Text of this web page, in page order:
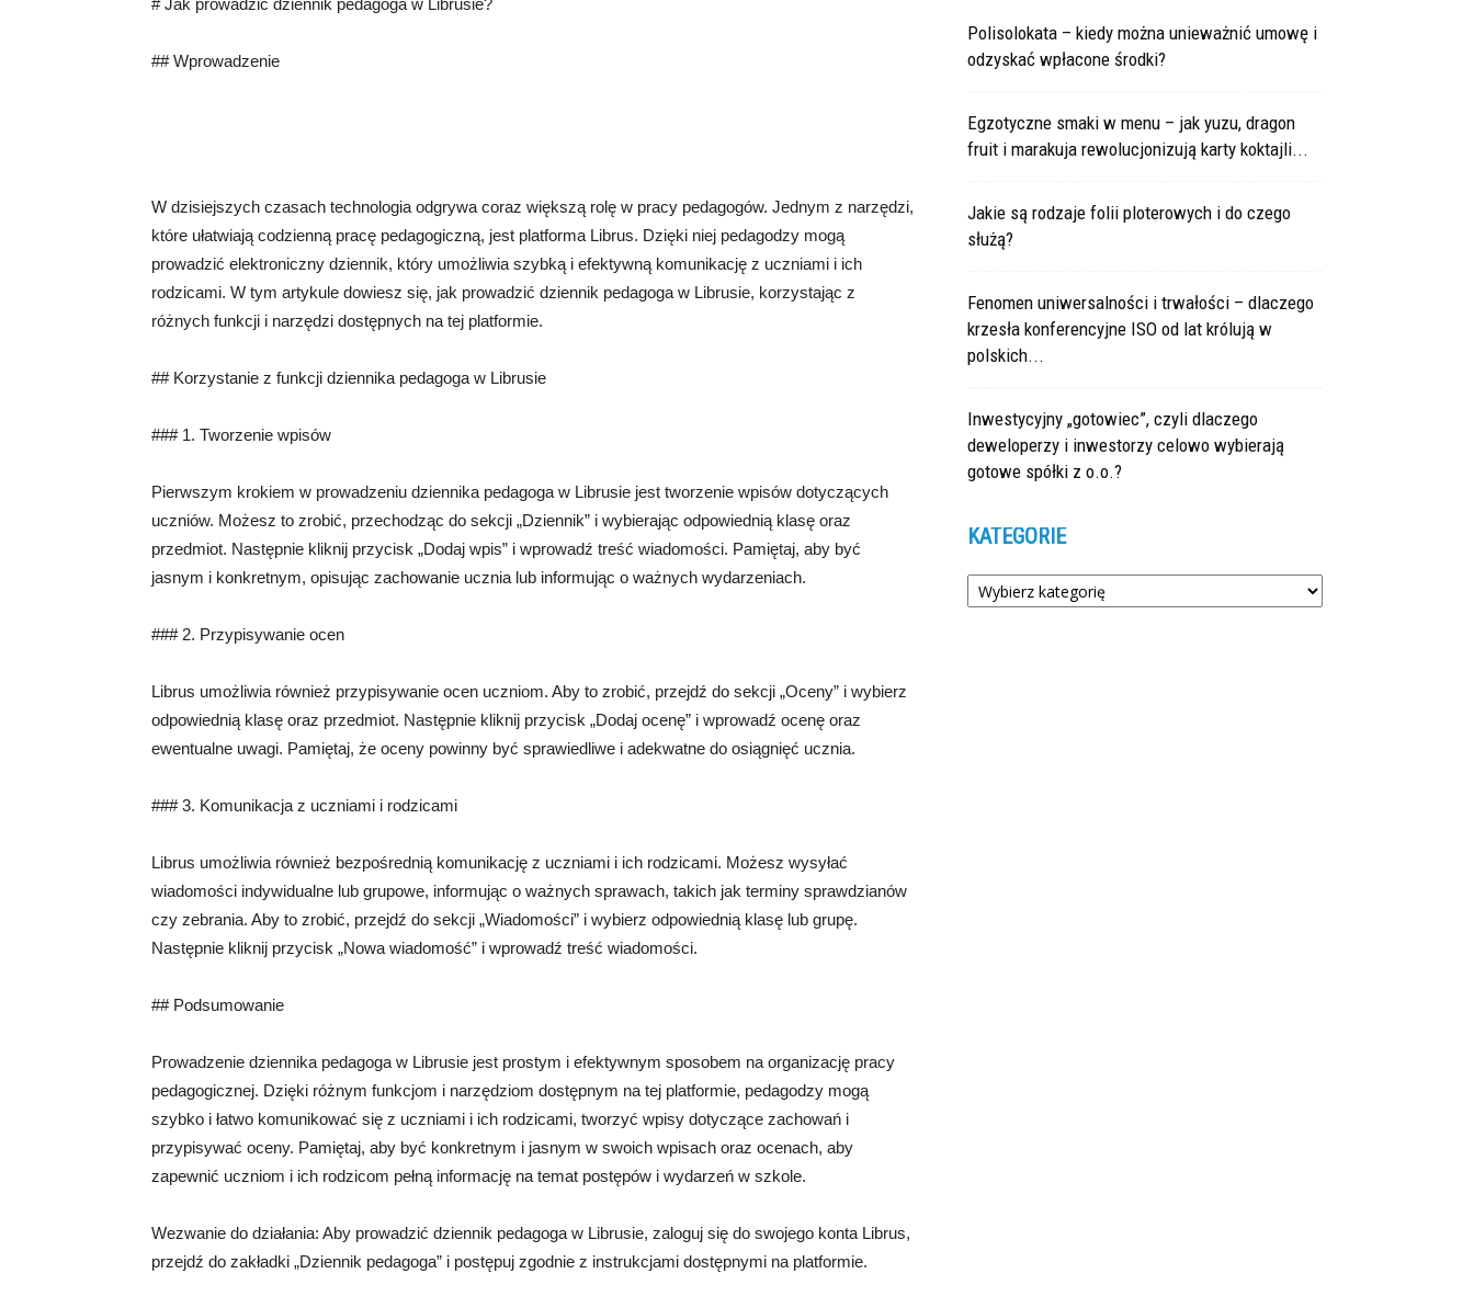
# Jak prowadzić dziennik pedagoga w Librusie?
## Wprowadzenie
W dzisiejszych czasach technologia odgrywa coraz większą rolę w pracy pedagogów. Jednym z narzędzi,
które ułatwiają codzienną pracę pedagogiczną, jest platforma Librus. Dzięki niej pedagodzy mogą
prowadzić elektroniczny dziennik, który umożliwia szybką i efektywną komunikację z uczniami i ich
rodzicami. W tym artykule dowiesz się, jak prowadzić dziennik pedagoga w Librusie, korzystając z
różnych funkcji i narzędzi dostępnych na tej platformie.
## Korzystanie z funkcji dziennika pedagoga w Librusie
### 1. Tworzenie wpisów
Pierwszym krokiem w prowadzeniu dziennika pedagoga w Librusie jest tworzenie wpisów dotyczących
uczniów. Możesz to zrobić, przechodząc do sekcji „Dziennik” i wybierając odpowiednią klasę oraz
przedmiot. Następnie kliknij przycisk „Dodaj wpis” i wprowadź treść wiadomości. Pamiętaj, aby być
jasnym i konkretnym, opisując zachowanie ucznia lub informując o ważnych wydarzeniach.
### 2. Przypisywanie ocen
Librus umożliwia również przypisywanie ocen uczniom. Aby to zrobić, przejdź do sekcji „Oceny” i wybierz
odpowiednią klasę oraz przedmiot. Następnie kliknij przycisk „Dodaj ocenę” i wprowadź ocenę oraz
ewentualne uwagi. Pamiętaj, że oceny powinny być sprawiedliwe i adekwatne do osiągnięć ucznia.
### 3. Komunikacja z uczniami i rodzicami
Librus umożliwia również bezpośrednią komunikację z uczniami i ich rodzicami. Możesz wysyłać
wiadomości indywidualne lub grupowe, informując o ważnych sprawach, takich jak terminy sprawdzianów
czy zebrania. Aby to zrobić, przejdź do sekcji „Wiadomości” i wybierz odpowiednią klasę lub grupę.
Następnie kliknij przycisk „Nowa wiadomość” i wprowadź treść wiadomości.
## Podsumowanie
Prowadzenie dziennika pedagoga w Librusie jest prostym i efektywnym sposobem na organizację pracy
pedagogicznej. Dzięki różnym funkcjom i narzędziom dostępnym na tej platformie, pedagodzy mogą
szybko i łatwo komunikować się z uczniami i ich rodzicami, tworzyć wpisy dotyczące zachowań i
przypisywać oceny. Pamiętaj, aby być konkretnym i jasnym w swoich wpisach oraz ocenach, aby
zapewnić uczniom i ich rodzicom pełną informację na temat postępów i wydarzeń w szkole.
Wezwanie do działania: Aby prowadzić dziennik pedagoga w Librusie, zaloguj się do swojego konta Librus,
przejdź do zakładki „Dziennik pedagoga” i postępuj zgodnie z instrukcjami dostępnymi na platformie.
Polisolokata – kiedy można unieważnić umowę i
odzyskać wpłacone środki?
Egzotyczne smaki w menu – jak yuzu, dragon
fruit i marakuja rewolucjonizują karty koktajli...
Jakie są rodzaje folii ploterowych i do czego
służą?
Fenomen uniwersalności i trwałości – dlaczego
krzesła konferencyjne ISO od lat królują w
polskich...
Inwestycyjny „gotowiec”, czyli dlaczego
deweloperzy i inwestorzy celowo wybierają
gotowe spółki z o.o.?
KATEGORIE
Kategorie